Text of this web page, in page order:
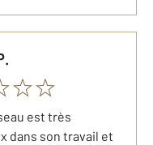
est très
dans son travail et